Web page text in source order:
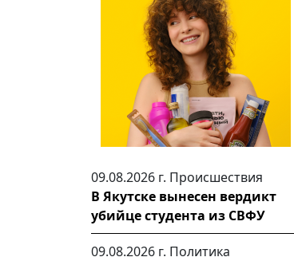
09.08.2026 г. Происшествия
В Якутске вынесен вердикт
убийце студента из СВФУ
09.08.2026 г. Политика